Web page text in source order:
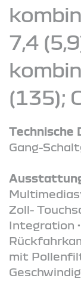
7,4
(135);
Technische
Gang-
Zoll-
Integration
mit